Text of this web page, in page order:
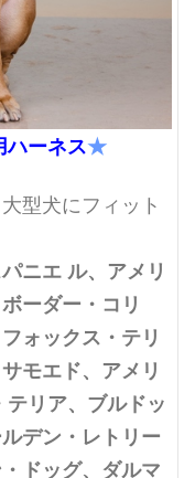
ハーネス★
型犬にフィット
ニエ ル、アメリ
ーダー・コリ
ォックス・テリ
モエド、アメリ
リア、ブルドッ
デン・レトリー
ドッグ、ダルマ